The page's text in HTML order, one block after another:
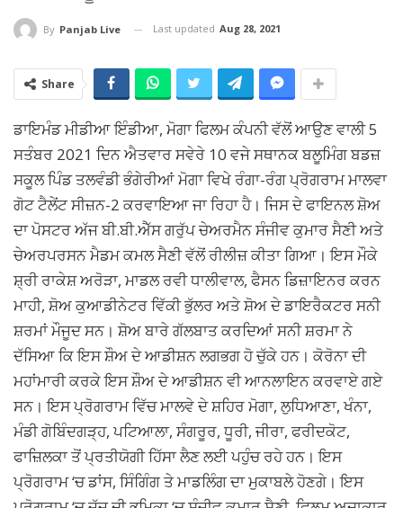
By Panjab Live Last updated Aug 28, 2021
Share
ਡਾਇਮੰਡ ਮੀਡੀਆ ਇੰਡੀਆ, ਮੋਗਾ ਫਿਲਮ ਕੰਪਨੀ ਵੱਲੋਂ ਆਉਣ ਵਾਲੀ 5
ਸਤੰਬਰ 2021 ਦਿਨ ਐਤਵਾਰ ਸਵੇਰੇ 10 ਵਜੇ ਸਥਾਨਕ ਬਲੂਮਿੰਗ ਬਡਜ਼
ਸਕੂਲ ਪਿੰਡ ਤਲਵੰਡੀ ਭੰਗੇਰੀਆਂ ਮੋਗਾ ਵਿਖੇ ਰੰਗਾ-ਰੰਗ ਪ੍ਰੋਗਰਾਮ ਮਾਲਵਾ
ਗੋਟ ਟੈਲੇਂਟ ਸੀਜ਼ਨ-2 ਕਰਵਾਇਆ ਜਾ ਰਿਹਾ ਹੈ। ਜਿਸ ਦੇ ਫਾਇਨਲ ਸ਼ੋਅ
ਦਾ ਪੋਸਟਰ ਅੱਜ ਬੀ.ਬੀ.ਐੱਸ ਗਰੁੱਪ ਚੇਅਰਮੈਨ ਸੰਜੀਵ ਕੁਮਾਰ ਸੈਣੀ ਅਤੇ
ਚੇਅਰਪਰਸਨ ਮੈਡਮ ਕਮਲ ਸੈਣੀ ਵੱਲੋਂ ਰੀਲੀਜ਼ ਕੀਤਾ ਗਿਆ। ਇਸ ਮੌਕੇ
ਸ਼੍ਰੀ ਰਾਕੇਸ਼ ਅਰੋੜਾ, ਮਾਡਲ ਰਵੀ ਧਾਲੀਵਾਲ, ਫੈਸਨ ਡਿਜ਼ਾਇਨਰ ਕਰਨ
ਮਾਹੀ, ਸ਼ੋਅ ਕੁਆਡੀਨੇਟਰ ਵਿੱਕੀ ਭੁੱਲਰ ਅਤੇ ਸ਼ੋਅ ਦੇ ਡਾਇਰੈਕਟਰ ਸਨੀ
ਸ਼ਰਮਾਂ ਮੌਜੂਦ ਸਨ। ਸ਼ੋਅ ਬਾਰੇ ਗੱਲਬਾਤ ਕਰਦਿਆਂ ਸਨੀ ਸ਼ਰਮਾ ਨੇ
ਦੱਸਿਆ ਕਿ ਇਸ ਸ਼ੌਅ ਦੇ ਆਡੀਸ਼ਨ ਲਗਭਗ ਹੋ ਚੁੱਕੇ ਹਨ। ਕੋਰੋਨਾ ਦੀ
ਮਹਾਂਮਾਰੀ ਕਰਕੇ ਇਸ ਸ਼ੌਅ ਦੇ ਆਡੀਸ਼ਨ ਵੀ ਆਨਲਾਇਨ ਕਰਵਾਏ ਗਏ
ਸਨ। ਇਸ ਪ੍ਰੋਗਰਾਮ ਵਿੱਚ ਮਾਲਵੇ ਦੇ ਸ਼ਹਿਰ ਮੋਗਾ, ਲੁਧਿਆਣਾ, ਖੰਨਾ,
ਮੰਡੀ ਗੋਬਿੰਦਗੜ੍ਹ, ਪਟਿਆਲਾ, ਸੰਗਰੂਰ, ਧੂਰੀ, ਜੀਰਾ, ਫਰੀਦਕੋਟ,
ਫਾਜ਼ਿਲਕਾ ਤੋਂ ਪ੍ਰਤੀਯੋਗੀ ਹਿੱਸਾ ਲੈਣ ਲਈ ਪਹੁੰਚ ਰਹੇ ਹਨ। ਇਸ
ਪ੍ਰੋਗਰਾਮ ‘ਚ ਡਾਂਸ, ਸਿੰਗਿੰਗ ਤੇ ਮਾਡਲਿੰਗ ਦਾ ਮੁਕਾਬਲੇ ਹੋਣਗੇ। ਇਸ